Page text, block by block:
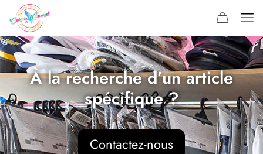
À la recherche d’un article
spécifique ?
Contactez-nous